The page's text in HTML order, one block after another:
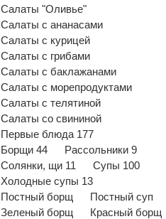
Салаты "Оливье"
Салаты с ананасами
Салаты с курицей
Салаты с грибами
Салаты с баклажанами
Салаты с морепродуктами
Салаты с телятиной
Салаты со свининой
Первые блюда 177
Борщи 44
Рассольники 9
Солянки, щи 11
Супы 100
Холодные супы 13
Постный борщ
Постный суп
Зеленый борщ
Красный борщ